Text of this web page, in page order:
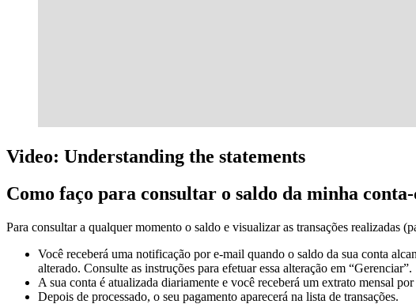
Video: Understanding the statements
Como faço para consultar o saldo da minha
Para consultar a qualquer momento o saldo e visualizar as transações realizadas
Você receberá uma notificação por e-mail quando o saldo da sua conta
alterado. Consulte as instruções para efetuar essa alteração em “Gerenciar”.
A sua conta é atualizada diariamente e você receberá um extrato mensal
Depois de processado, o seu pagamento aparecerá na lista de transações.